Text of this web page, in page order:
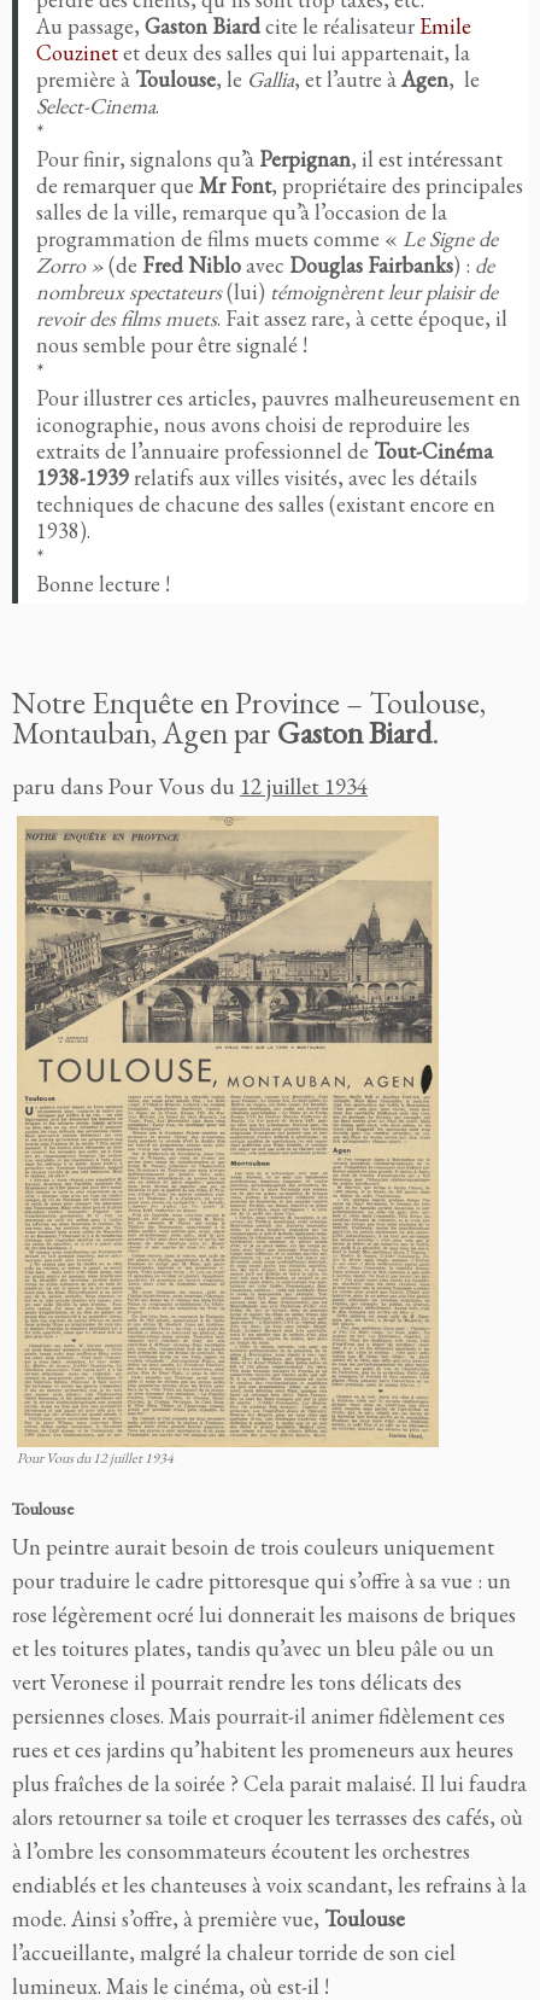
Au passage, Gaston Biardcite le réalisateur Emile
Couzinetet deux des salles qui lui appartenait, la
première à Toulouse, le Gallia, et l’autre àAgen, le
Select-Cinema.
*
Pour finir, signalons qu’à Perpignan, il est intéressant
de remarquer que Mr Font, propriétaire des principales
salles de la ville, remarque qu’à l’occasion de la
programmation de films muets comme « Le Signe de
Zorro »(de Fred Nibloavec Douglas Fairbanks) : de
nombreux spectateurs(lui) témoignèrent leur plaisir de
revoir des films muets. Fait assez rare, à cette époque, il
nous semble pour être signalé !
*
Pour illustrer ces articles, pauvres malheureusement en
iconographie, nous avons choisi de reproduire les
extraits de l’annuaire professionnel de Tout-Cinéma
1938-1939relatifs aux villes visités, avec les détails
techniques de chacune des salles (existant encore en
1938).
*
Bonne lecture !
Notre Enquête en Province – Toulouse,
Montauban, Agen par Gaston Biard.
paru dans Pour Vous du 12 juillet 1934
Pour Vous du 12 juillet 1934
Toulouse
Un peintre aurait besoin de trois couleurs uniquement
pour traduire le cadre pittoresque qui s’offre à sa vue : un
rose légèrement ocré lui donnerait les maisons de briques
et les toitures plates, tandis qu’avec un bleu pâle ou un
vert Veronese il pourrait rendre les tons délicats des
persiennes closes. Mais pourrait-il animer fidèlement ces
rues et ces jardins qu’habitent les promeneurs aux heures
plus fraîches de la soirée ? Cela parait malaisé. Il lui faudra
alors retourner sa toile et croquer les terrasses des cafés, où
à l’ombre les consommateurs écoutent les orchestres
endiablés et les chanteuses à voix scandant, les refrains à la
mode. Ainsi s’offre, à première vue, Toulouse
l’accueillante, malgré la chaleur torride de son ciel
lumineux. Mais le cinéma, où est-il !